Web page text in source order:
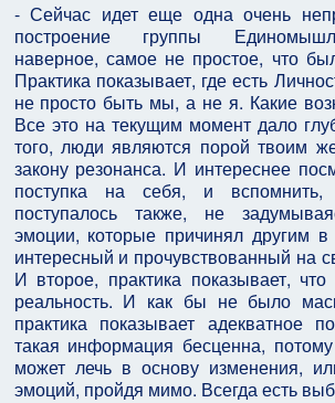
- Сейчас идет еще одна очень
построение группы
наверное, самое не простое, что
Практика показывает, где есть
не просто быть мы, а не я. Какие
Все это на текущим момент дало
того, люди являются порой твоим
закону резонанса. И интереснее
поступка на себя, и
поступалось также, не
эмоции, которые причинял другим
интересный и прочувствованный на
И второе, практика показывает,
реальность. И как бы не было
практика показывает адекватное
такая информация бесценна,
может лечь в основу изменения,
эмоций, пройдя мимо. Всегда есть